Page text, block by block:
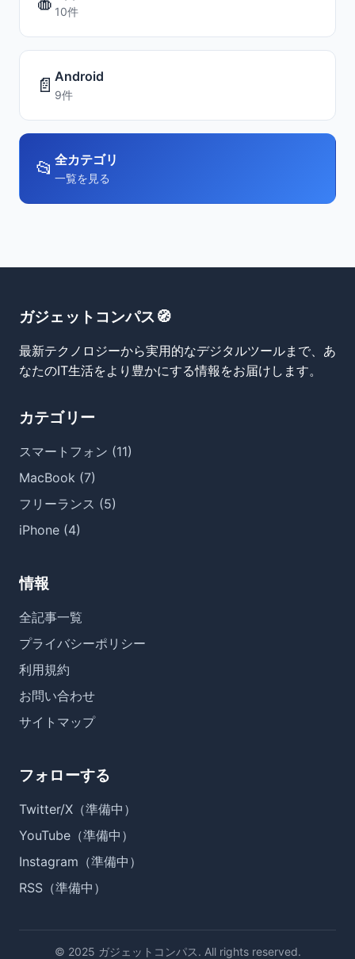
10件
📄 Android
9件
📂 全カテゴリ
一覧を見る
ガジェットコンパス🧭
最新テクノロジーから実用的なデジタルツールまで、あ
なたのIT生活をより豊かにする情報をお届けします。
カテゴリー
スマートフォン (11)
MacBook (7)
フリーランス (5)
iPhone (4)
情報
全記事一覧
プライバシーポリシー
利用規約
お問い合わせ
サイトマップ
フォローする
Twitter/X（準備中）
YouTube（準備中）
Instagram（準備中）
RSS（準備中）
© 2025 ガジェットコンパス. All rights reserved.